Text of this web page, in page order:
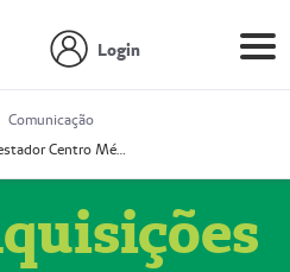
Login
Comunicação
Prestador Centro Médico Vitória Ltda, 51004350-4: Centro Médico Vitória Ltda (Nome Fantasia: Policlínica Master)